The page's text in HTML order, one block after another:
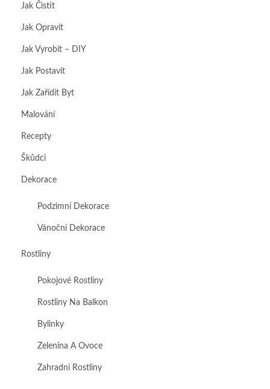
Jak Čistit
Jak Opravit
Jak Vyrobit – DIY
Jak Postavit
Jak Zařídit Byt
Malování
Recepty
Škůdci
Dekorace
Podzimní Dekorace
Vánoční Dekorace
Rostliny
Pokojové Rostliny
Rostliny Na Balkon
Bylinky
Zelenina A Ovoce
Zahradní Rostliny